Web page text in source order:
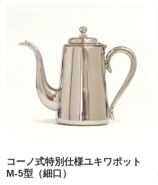
コーノ式特別仕様ユキワポット
M-5型（細口）